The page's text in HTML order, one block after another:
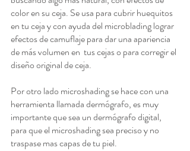
color en su ceja. Se usa para cubrir huequitos
en tu ceja y con ayuda del microblading lograr
efectos de camuflaje para dar una apariencia
de más volumen en  tus cejas o para corregir el
diseño original de ceja.
Por otro lado microshading se hace con una
herramienta llamada dermógrafo, es muy
importante que sea un dermógrafo digital,
para que el microshading sea preciso y no
traspase mas capas de tu piel.